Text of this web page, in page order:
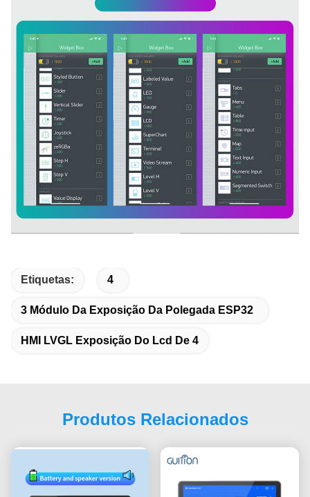
Etiquetas: 4
3 Módulo Da Exposição Da Polegada ESP32
HMI LVGL Exposição Do Lcd De 4
Produtos Relacionados